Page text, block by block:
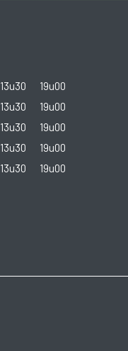
13u30
19u00
13u30
19u00
13u30
19u00
13u30
19u00
13u30
19u00